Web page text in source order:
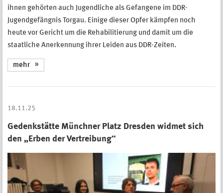
ihnen gehörten auch Jugendliche als Gefangene im DDR-
Jugendgefängnis Torgau. Einige dieser Opfer kämpfen noch
heute vor Gericht um die Rehabilitierung und damit um die
staatliche Anerkennung ihrer Leiden aus DDR-Zeiten.
mehr
18.11.25
Gedenkstätte Münchner Platz Dresden widmet sich
den „Erben der Vertreibung“